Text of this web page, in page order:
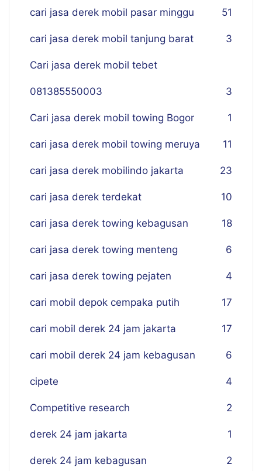
cari jasa derek mobil pasar minggu 51
cari jasa derek mobil tanjung barat 3
Cari jasa derek mobil tebet
081385550003 3
Cari jasa derek mobil towing Bogor 1
cari jasa derek mobil towing meruya 11
cari jasa derek mobilindo jakarta 23
cari jasa derek terdekat 10
cari jasa derek towing kebagusan 18
cari jasa derek towing menteng 6
cari jasa derek towing pejaten 4
cari mobil depok cempaka putih 17
cari mobil derek 24 jam jakarta 17
cari mobil derek 24 jam kebagusan 6
cipete 4
Competitive research 2
derek 24 jam jakarta 1
derek 24 jam kebagusan 2